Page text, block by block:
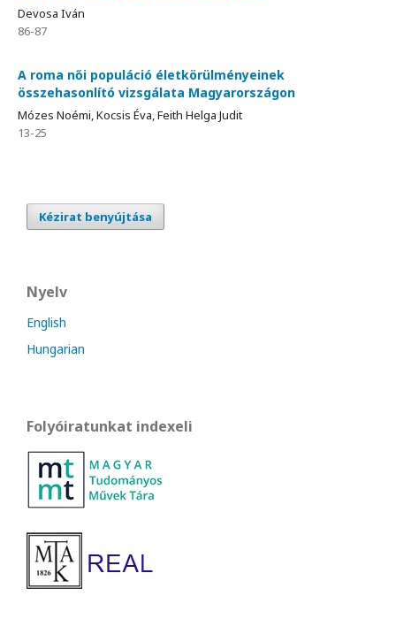
Devosa Iván
86-87
A roma női populáció életkörülményeinek
összehasonlító vizsgálata Magyarországon
Mózes Noémi, Kocsis Éva, Feith Helga Judit
13-25
Kézirat benyújtása
Nyelv
English
Hungarian
Folyóiratunkat indexeli